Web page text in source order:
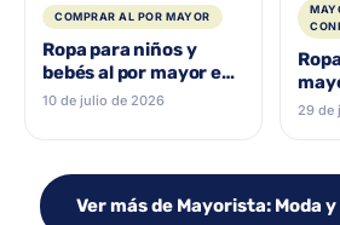
COMPRAR AL POR MAYOR
Ropa para niños y
bebés al por mayor en
Medellín: dónde
10 de julio de 2026
29 de
Ver más de Mayorista: Moda